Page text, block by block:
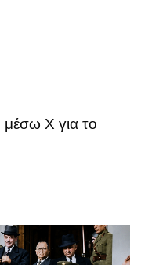
μέσω Χ για το